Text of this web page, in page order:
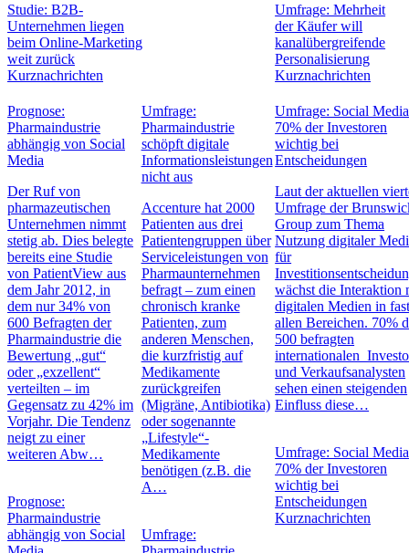
Studie: B2B-
Unternehmen liegen
beim Online-Marketing
weit zurück
Kurznachrichten
Umfrage: Mehrheit
der Käufer will
kanalübergreifende
Personalisierung
Kurznachrichten
Prognose:
Pharmaindustrie
abhängig von Social
Media
Der Ruf von
pharmazeutischen
Unternehmen nimmt
stetig ab. Dies belegte
bereits eine Studie
von PatientView aus
dem Jahr 2012, in
dem nur 34% von
600 Befragten der
Pharmaindustrie die
Bewertung „gut“
oder „exzellent“
verteilten – im
Gegensatz zu 42% im
Vorjahr. Die Tendenz
neigt zu einer
weiteren Abw…
Prognose:
Pharmaindustrie
abhängig von Social
Umfrage:
Pharmaindustrie
schöpft digitale
Informationsleistungen
nicht aus
Accenture hat 2000
Patienten aus drei
Patientengruppen über
Serviceleistungen von
Pharmaunternehmen
befragt – zum einen
chronisch kranke
Patienten, zum
anderen Menschen,
die kurzfristig auf
Medikamente
zurückgreifen
(Migräne, Antibiotika)
oder sogenannte
„Lifestyle“-
Medikamente
benötigen (z.B. die
A…
Umfrage:
Umfrage: Social
70% der Investoren
wichtig bei
Entscheidungen
Laut der aktuellen
Umfrage der
Group zum Thema
Nutzung digitaler
für
wächst die Interaktion
digitalen Medien in
allen Bereichen. 70%
500 befragten
internationalen
und Verkaufsanalysten
sehen einen steigenden
Einfluss diese…
Umfrage: Social
70% der Investoren
wichtig bei
Entscheidungen
Kurznachrichten